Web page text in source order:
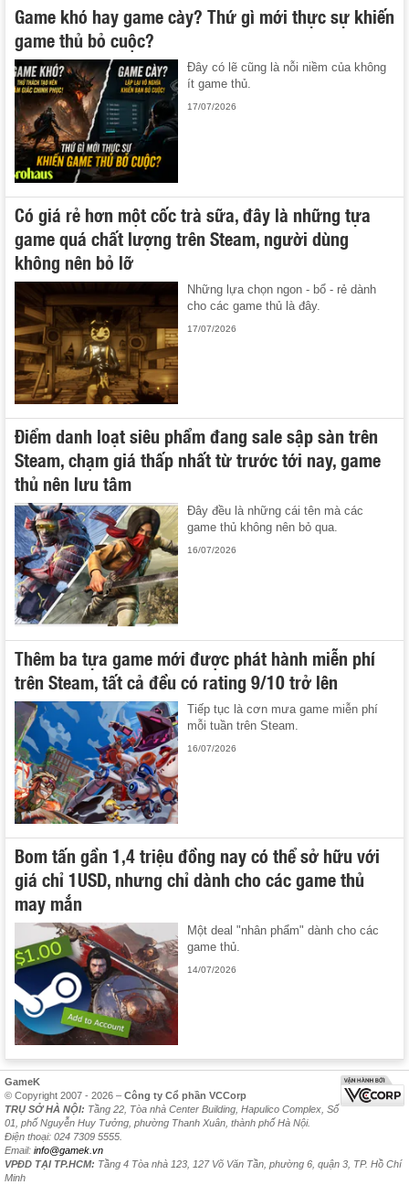
Game khó hay game cày? Thứ gì mới thực sự khiến
game thủ bỏ cuộc?
Đây có lẽ cũng là nỗi niềm của không
ít game thủ.
17/07/2026
Có giá rẻ hơn một cốc trà sữa, đây là những tựa
game quá chất lượng trên Steam, người dùng
không nên bỏ lỡ
Những lựa chọn ngon - bổ - rẻ dành
cho các game thủ là đây.
17/07/2026
Điểm danh loạt siêu phẩm đang sale sập sàn trên
Steam, chạm giá thấp nhất từ trước tới nay, game
thủ nên lưu tâm
Đây đều là những cái tên mà các
game thủ không nên bỏ qua.
16/07/2026
Thêm ba tựa game mới được phát hành miễn phí
trên Steam, tất cả đều có rating 9/10 trở lên
Tiếp tục là cơn mưa game miễn phí
mỗi tuần trên Steam.
16/07/2026
Bom tấn gần 1,4 triệu đồng nay có thể sở hữu với
giá chỉ 1USD, nhưng chỉ dành cho các game thủ
may mắn
Một deal "nhân phẩm" dành cho các
game thủ.
14/07/2026
GameK
© Copyright 2007 - 2026 – Công ty Cổ phần VCCorp
TRỤ SỞ HÀ NỘI: Tầng 22, Tòa nhà Center Building, Hapulico Complex, Số
01, phố Nguyễn Huy Tưởng, phường Thanh Xuân, thành phố Hà Nội.
Điện thoại: 024 7309 5555.
Email: info@gamek.vn
VPĐD TẠI TP.HCM: Tầng 4 Tòa nhà 123, 127 Võ Văn Tần, phường 6, quận 3, TP. Hồ Chí
Minh